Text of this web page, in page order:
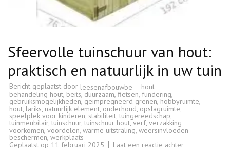
Sfeervolle tuinschuur van hout:
praktisch en natuurlijk in uw tuin
Bericht geplaatst door leesenafbouwbe
hout
behandeling hout beits duurzaam fietsen fundering
gebruiksmogelijkheden geïmpregneerd grenen hobbyruimte
hout lariks natuurlijk element, onderhoud, opslagruimte
speelplek voor kinderen stabiliteit ,tuingereedschap
tuinmeubilair,tuinschuur,tuinschuur hout,verf verzakking
voorkomen voordelen warme uitstraling weersinvloeden
beschermen werkplaats
Geplaatst op 11 februari 2025 Laat een reactie achterop